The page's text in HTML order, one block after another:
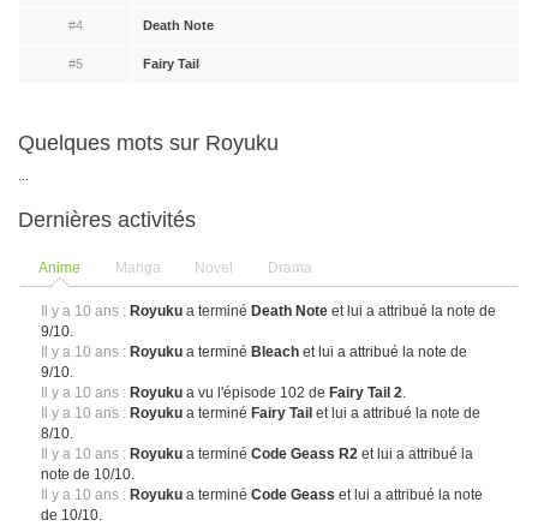
#4 Death Note
#5 Fairy Tail
Quelques mots sur Royuku
Dernières activités
Anime Manga Novel Drama
Il y a 10 ans : Royuku a terminé Death Note et lui a attribué la note de
9/10.
Il y a 10 ans : Royuku a terminé Bleach et lui a attribué la note de
9/10.
Il y a 10 ans : Royuku a vu l'épisode 102 de Fairy Tail 2.
Il y a 10 ans : Royuku a terminé Fairy Tail et lui a attribué la note de
8/10.
Il y a 10 ans : Royuku a terminéCode Geass R2 et lui a attribué la
note de 10/10.
Il y a 10 ans : Royuku a terminéCode Geass et lui a attribué la note
de 10/10.